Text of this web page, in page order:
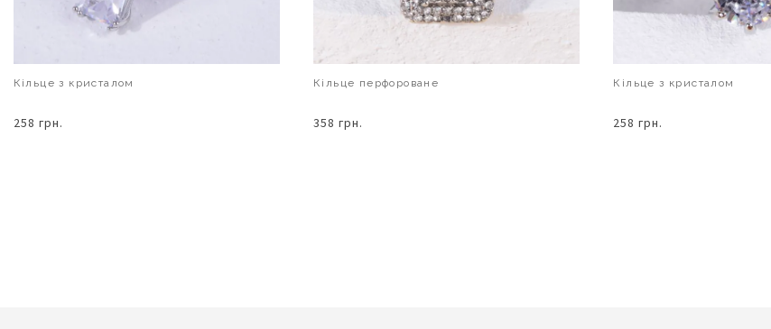
Кільце з кристалом
258 грн.
Кільце перфороване
358 грн.
Кільце з кристалом
258 грн.